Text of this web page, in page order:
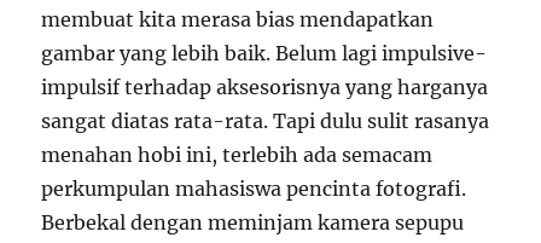
membuat kita merasa bias mendapatkan
gambar yang lebih baik. Belum lagi impulsive-
impulsif terhadap aksesorisnya yang harganya
sangat diatas rata-rata. Tapi dulu sulit rasanya
menahan hobi ini, terlebih ada semacam
perkumpulan mahasiswa pencinta fotografi.
Berbekal dengan meminjam kamera sepupu